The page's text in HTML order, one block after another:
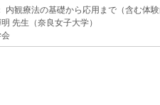
内観療法の基礎から応用まで（含む体
先生（奈良女子大学）
会